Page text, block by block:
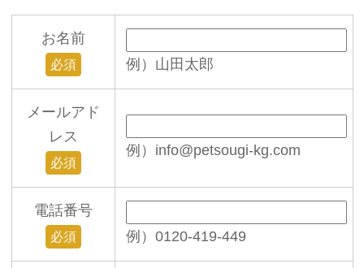
お名前
必須 例）山田太郎
メールアド
レス
必須
例）info@petsougi-kg.com
電話番号
必須 例）0120-419-449